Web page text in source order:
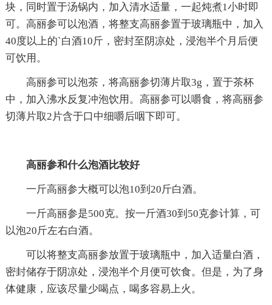
块，同时置于汤锅内，加入清水适量，一起炖煮1小时即
可。高丽参可以泡酒，将整支高丽参置于玻璃瓶中，加入
40度以上的`白酒10斤，密封至阴凉处，浸泡半个月后便
可饮用。
高丽参可以泡茶，将高丽参切薄片取3g，置于茶杯
中，加入沸水反复冲泡饮用。高丽参可以嚼食，将高丽参
切薄片取2片含于口中细嚼后咽下即可。
高丽参和什么泡酒比较好
一斤高丽参大概可以泡10到20斤白酒。
一斤高丽参是500克。按一斤酒30到50克参计算，可
以泡20斤左右白酒。
可以将整支高丽参放置于玻璃瓶中，加入适量白酒，
密封储存于阴凉处，浸泡半个月便可饮食。但是，为了身
体健康，应该尽量少喝点，喝多容易上火。